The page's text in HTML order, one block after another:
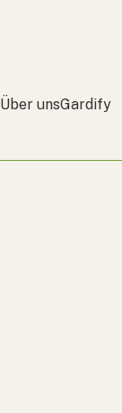
Über unsGardify